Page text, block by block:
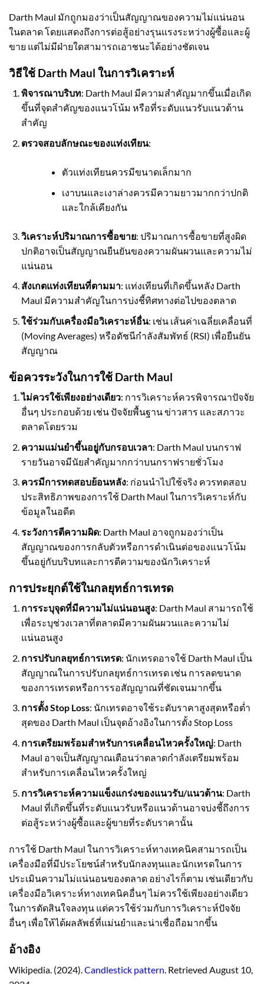
Darth Maul มักถูกมองว่าเป็นสัญญาณของความไม่แน่นอน
ในตลาด โดยแสดงถึงการต่อสู้อย่างรุนแรงระหว่างผู้ซื้อและผู้
ขาย แต่ไม่มีฝ่ายใดสามารถเอาชนะได้อย่างชัดเจน
วิธีใช้ Darth Maul ในการวิเคราะห์
พิจารณาบริบท: Darth Maul มีความสำคัญมากขึ้นเมื่อเกิด
ขึ้นที่จุดสำคัญของแนวโน้ม หรือที่ระดับแนวรับแนวต้าน
สำคัญ
ตรวจสอบลักษณะของแท่งเทียน:
ตัวแท่งเทียนควรมีขนาดเล็กมาก
เงาบนและเงาล่างควรมีความยาวมากกว่าปกติ
และใกล้เคียงกัน
วิเคราะห์ปริมาณการซื้อขาย: ปริมาณการซื้อขายที่สูงผิด
ปกติอาจเป็นสัญญาณยืนยันของความผันผวนและความไม่
แน่นอน
สังเกตแท่งเทียนที่ตามมา: แท่งเทียนที่เกิดขึ้นหลัง Darth
Maul มีความสำคัญในการบ่งชี้ทิศทางต่อไปของตลาด
ใช้ร่วมกับเครื่องมือวิเคราะห์อื่น: เช่น เส้นค่าเฉลี่ยเคลื่อนที่
(Moving Averages) หรือดัชนีกำลังสัมพัทธ์ (RSI) เพื่อยืนยัน
สัญญาณ
ข้อควรระวังในการใช้ Darth Maul
ไม่ควรใช้เพียงอย่างเดียว: การวิเคราะห์ควรพิจารณาปัจจัย
อื่นๆ ประกอบด้วย เช่น ปัจจัยพื้นฐาน ข่าวสาร และสภาวะ
ตลาดโดยรวม
ความแม่นยำขึ้นอยู่กับกรอบเวลา: Darth Maul บนกราฟ
รายวันอาจมีนัยสำคัญมากกว่าบนกราฟรายชั่วโมง
ควรมีการทดสอบย้อนหลัง: ก่อนนำไปใช้จริง ควรทดสอบ
ประสิทธิภาพของการใช้ Darth Maul ในการวิเคราะห์กับ
ข้อมูลในอดีต
ระวังการตีความผิด: Darth Maul อาจถูกมองว่าเป็น
สัญญาณของการกลับตัวหรือการดำเนินต่อของแนวโน้ม
ขึ้นอยู่กับบริบทและการตีความของนักวิเคราะห์
การประยุกต์ใช้ในกลยุทธ์การเทรด
การระบุจุดที่มีความไม่แน่นอนสูง: Darth Maul สามารถใช้
เพื่อระบุช่วงเวลาที่ตลาดมีความผันผวนและความไม่
แน่นอนสูง
การปรับกลยุทธ์การเทรด: นักเทรดอาจใช้ Darth Maul เป็น
สัญญาณในการปรับกลยุทธ์การเทรด เช่น การลดขนาด
ของการเทรดหรือการรอสัญญาณที่ชัดเจนมากขึ้น
การตั้ง Stop Loss: นักเทรดอาจใช้ระดับราคาสูงสุดหรือต่ำ
สุดของ Darth Maul เป็นจุดอ้างอิงในการตั้ง Stop Loss
การเตรียมพร้อมสำหรับการเคลื่อนไหวครั้งใหญ่: Darth
Maul อาจเป็นสัญญาณเตือนว่าตลาดกำลังเตรียมพร้อม
สำหรับการเคลื่อนไหวครั้งใหญ่
การวิเคราะห์ความแข็งแกร่งของแนวรับ/แนวต้าน: Darth
Maul ที่เกิดขึ้นที่ระดับแนวรับหรือแนวต้านอาจบ่งชี้ถึงการ
ต่อสู้ระหว่างผู้ซื้อและผู้ขายที่ระดับราคานั้น
การใช้ Darth Maul ในการวิเคราะห์ทางเทคนิคสามารถเป็น
เครื่องมือที่มีประโยชน์สำหรับนักลงทุนและนักเทรดในการ
ประเมินความไม่แน่นอนของตลาด อย่างไรก็ตาม เช่นเดียวกับ
เครื่องมือวิเคราะห์ทางเทคนิคอื่นๆ ไม่ควรใช้เพียงอย่างเดียว
ในการตัดสินใจลงทุน แต่ควรใช้ร่วมกับการวิเคราะห์ปัจจัย
อื่นๆ เพื่อให้ได้ผลลัพธ์ที่แม่นยำและน่าเชื่อถือมากขึ้น
อ้างอิง
Wikipedia. (2024).Candlestick pattern. Retrieved August 10,